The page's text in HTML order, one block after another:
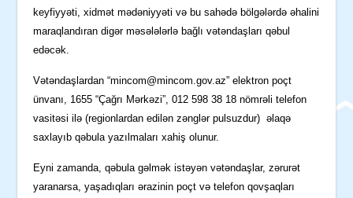
keyfiyyəti, xidmət mədəniyyəti və bu sahədə bölgələrdə əhalini
maraqlandıran digər məsələlərlə bağlı vətəndaşları qəbul
edəcək.
Vətəndaşlardan “mincom@mincom.gov.az” elektron poçt
ünvanı, 1655 “Çağrı Mərkəzi”, 012 598 38 18 nömrəli telefon
vasitəsi ilə (regionlardan edilən zənglər pulsuzdur) əlaqə
saxlayıb qəbula yazılmaları xahiş olunur.
Eyni zamanda, qəbula gəlmək istəyən vətəndaşlar, zərurət
yaranarsa, yaşadıqları ərazinin poçt və telefon qovşaqları